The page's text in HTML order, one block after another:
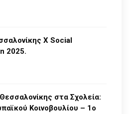
Χ Social
2025.
στα Σχολεία:
Κοινοβουλίου – 1ο